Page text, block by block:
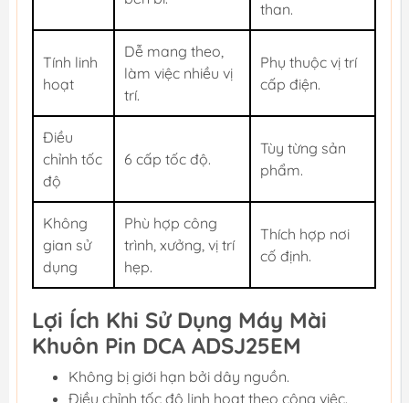
than.
Tính linh
hoạt
Dễ mang theo,
làm việc nhiều vị
trí.
Phụ thuộc vị trí
cấp điện.
Điều
chỉnh tốc
độ
6 cấp tốc độ.
Tùy từng sản
phẩm.
Không
gian sử
dụng
Phù hợp công
trình, xưởng, vị trí
hẹp.
Thích hợp nơi
cố định.
Lợi Ích Khi Sử Dụng Máy Mài
Khuôn Pin DCA ADSJ25EM
Không bị giới hạn bởi dây nguồn.
Điều chỉnh tốc độ linh hoạt theo công việc.